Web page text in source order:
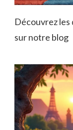
Découvrez
sur notre blog